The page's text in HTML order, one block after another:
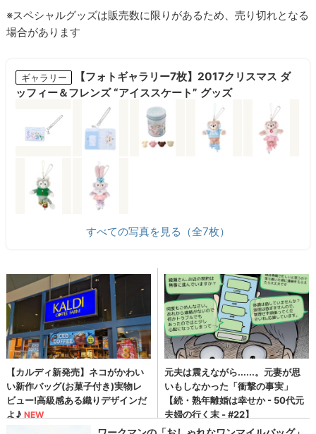
※スペシャルグッズは販売数に限りがあるため、売り切れとなる
場合があります
ギャラリー
【フォトギャラリー7枚】2017クリスマス ダ
ッフィー＆フレンズ “アイススケート” グッズ
すべての写真を見る（全7枚）